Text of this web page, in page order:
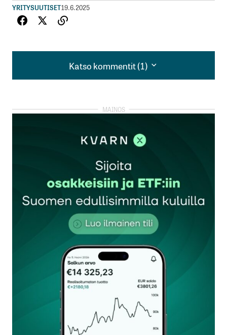
YRITYSUUTISET19.6.2025
Katso kommentit (1)
Katso kommentit (1)
kasvutavoitetta nykyisessä geopoliittisesti
turvallisuusröntgenhankkeita on jo lykätty useilla
Telkom University Jakarta
Vastaa
rekisteröityä